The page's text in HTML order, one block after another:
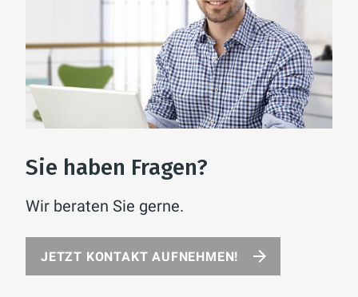
Sie haben Fragen?
Wir beraten Sie gerne.
JETZT KONTAKT AUFNEHMEN!